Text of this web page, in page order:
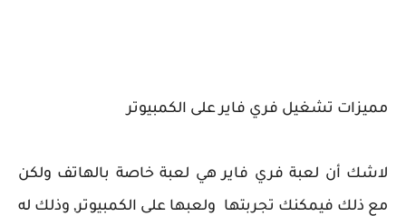
مميزات تشغيل فري فاير على الكمبيوتر
لاشك أن لعبة فري فاير هي لعبة خاصة بالهاتف ولكن
مع ذلك فيمكنك تجربتها ولعبها على الكمبيوتر, وذلك له